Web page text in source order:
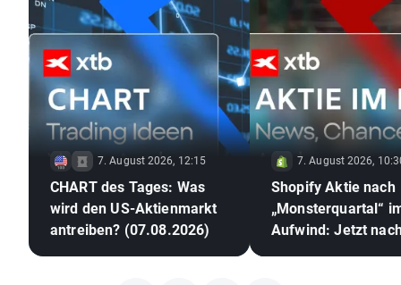
7. August 2026, 12:15
CHART des Tages: Was
wird den US-Aktienmarkt
antreiben? (07.08.2026)
7. August 2026,
Shopify Aktie nach
„Monsterquartal“
Aufwind: Jetzt